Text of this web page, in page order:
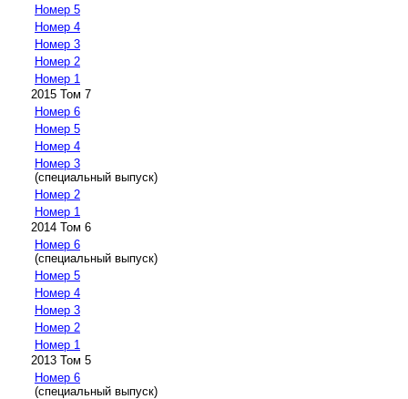
Номер 5
Номер 4
Номер 3
Номер 2
Номер 1
2015 Том 7
Номер 6
Номер 5
Номер 4
Номер 3
(специальный выпуск)
Номер 2
Номер 1
2014 Том 6
Номер 6
(специальный выпуск)
Номер 5
Номер 4
Номер 3
Номер 2
Номер 1
2013 Том 5
Номер 6
(специальный выпуск)